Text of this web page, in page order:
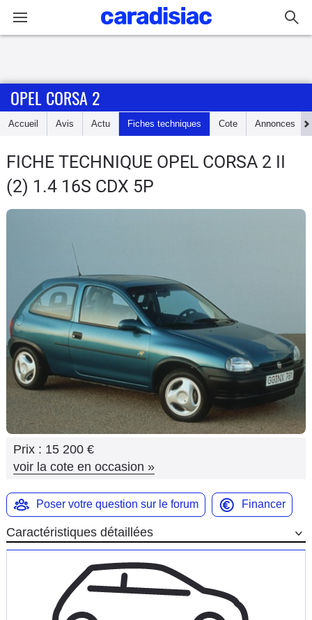
Accueil
Essais
Guide
Utilitaires
Flottes
Auto
Services
Forum
Moto
Marques
OPEL CORSA 2
Accueil Avis Actu Fiches techniques Cote Annonces
FICHE TECHNIQUE OPEL CORSA 2 II
(2) 1.4 16S CDX 5P
Prix : 15 200 €
voir la cote en occasion »
Poser votre question sur le forum Financer
Caractéristiques détaillées